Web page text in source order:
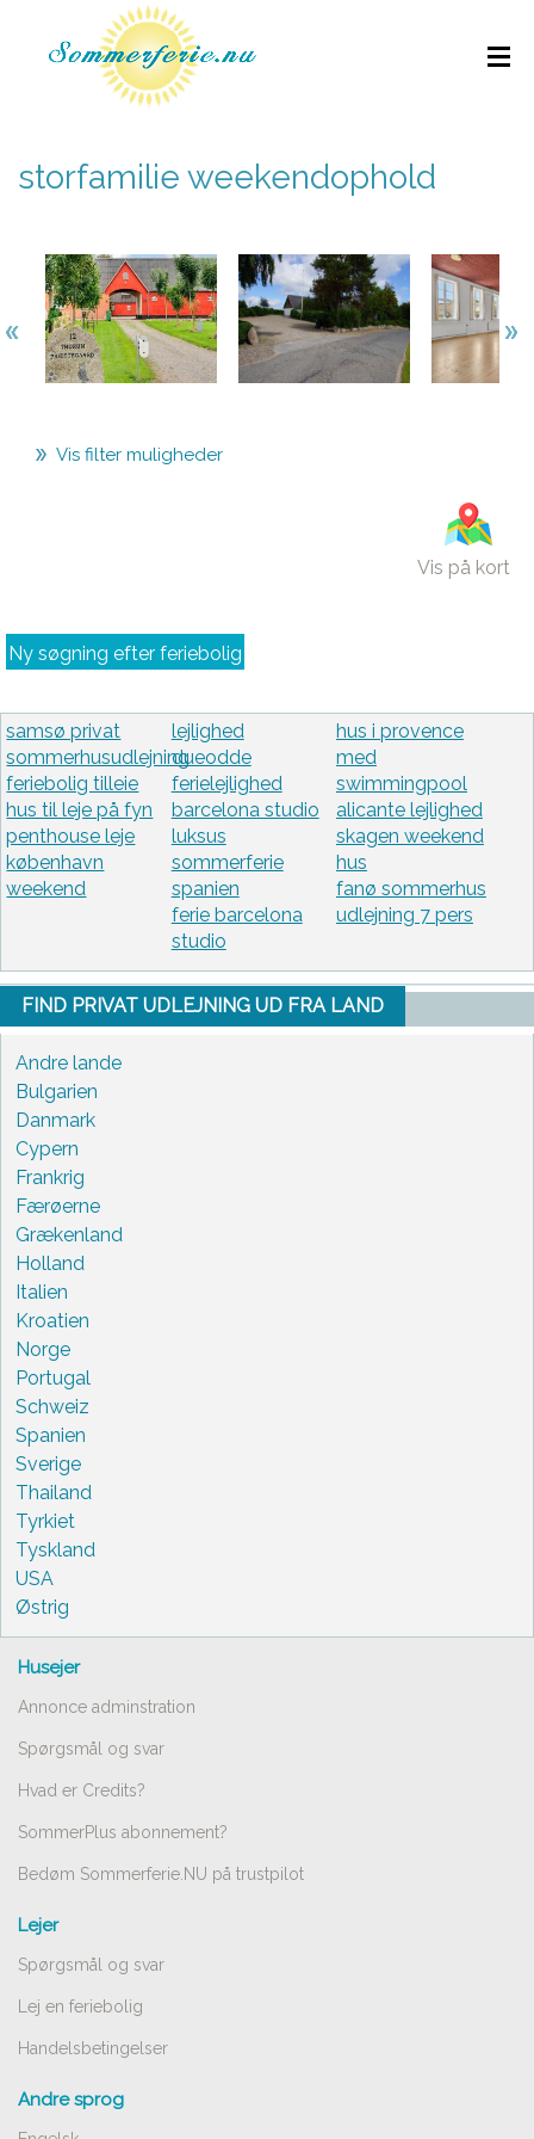
storfamilie weekendophold
Vis filter muligheder
Vis på kort
Ny søgning efter feriebolig
samsø privat
sommerhusudlejning
feriebolig tilleie
hus til leje på fyn
penthouse leje
københavn
weekend
lejlighed
dueodde
ferielejlighed
barcelona studio
luksus
sommerferie
spanien
ferie barcelona
studio
hus i provence
med
swimmingpool
alicante lejlighed
skagen weekend
hus
fanø sommerhus
udlejning 7 pers
FIND PRIVAT UDLEJNING UD FRA LAND
Andre lande
Bulgarien
Danmark
Cypern
Frankrig
Færøerne
Grækenland
Holland
Italien
Kroatien
Norge
Portugal
Schweiz
Spanien
Sverige
Thailand
Tyrkiet
Tyskland
USA
Østrig
Husejer
Annonce adminstration
Spørgsmål og svar
Hvad er Credits?
SommerPlus abonnement?
Bedøm Sommerferie.NU på trustpilot
Lejer
Spørgsmål og svar
Lej en feriebolig
Handelsbetingelser
Andre sprog